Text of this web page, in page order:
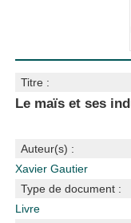
Titre :
Le maïs et ses
Auteur(s) :
Xavier Gautier
Type de document :
Livre